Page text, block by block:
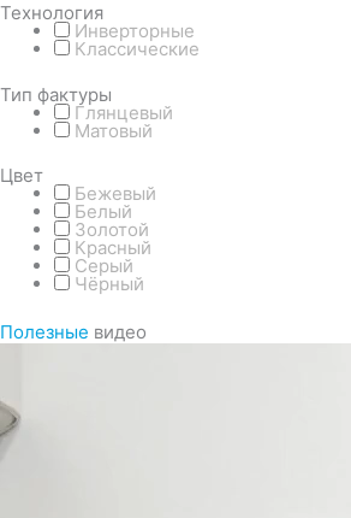
Технология
Инверторные
Классические
Тип фактуры
Глянцевый
Матовый
Цвет
Бежевый
Белый
Золотой
Красный
Серый
Чёрный
Полезные видео